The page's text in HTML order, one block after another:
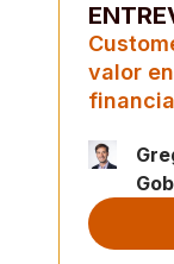
valor